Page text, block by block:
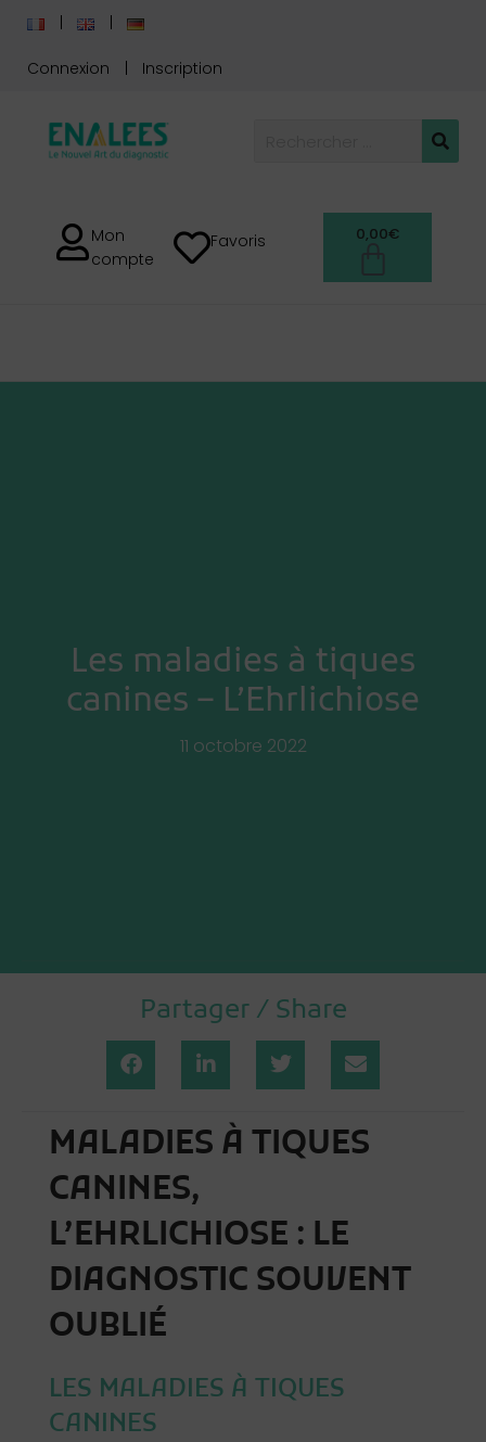
Connexion Inscription
Mon
compte
Favoris 0,00€
Les maladies à tiques
canines – L’Ehrlichiose
11 octobre 2022
Partager / Share
MALADIES À TIQUES
CANINES,
L’EHRLICHIOSE : LE
DIAGNOSTIC SOUVENT
OUBLIÉ
LES MALADIES À TIQUES
CANINES